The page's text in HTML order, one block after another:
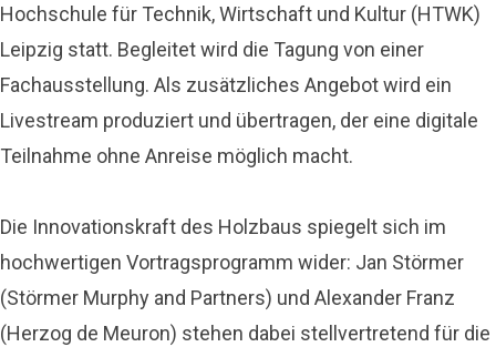
Hochschule für Technik, Wirtschaft und Kultur (HTWK)
Leipzig statt. Begleitet wird die Tagung von einer
Fachausstellung. Als zusätzliches Angebot wird ein
Livestream produziert und übertragen, der eine digitale
Teilnahme ohne Anreise möglich macht.
Die Innovationskraft des Holzbaus spiegelt sich im
hochwertigen Vortragsprogramm wider: Jan Störmer
(Störmer Murphy and Partners) und Alexander Franz
(Herzog de Meuron) stehen dabei stellvertretend für die